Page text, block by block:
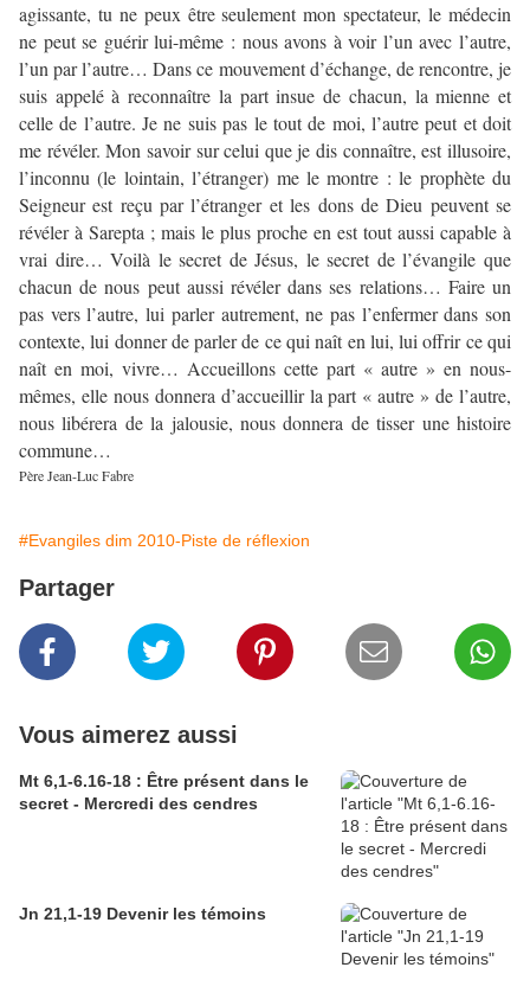
agissante, tu ne peux être seulement mon spectateur, le médecin
ne peut se guérir lui-même : nous avons à voir l’un avec l’autre,
l’un par l’autre… Dans ce mouvement d’échange, de rencontre, je
suis appelé à reconnaître la part insue de chacun, la mienne et
celle de l’autre. Je ne suis pas le tout de moi, l’autre peut et doit
me révéler. Mon savoir sur celui que je dis connaître, est illusoire,
l’inconnu (le lointain, l’étranger) me le montre : le prophète du
Seigneur est reçu par l’étranger et les dons de Dieu peuvent se
révéler à Sarepta ; mais le plus proche en est tout aussi capable à
vrai dire… Voilà le secret de Jésus, le secret de l’évangile que
chacun de nous peut aussi révéler dans ses relations… Faire un
pas vers l’autre, lui parler autrement, ne pas l’enfermer dans son
contexte, lui donner de parler de ce qui naît en lui, lui offrir ce qui
naît en moi, vivre… Accueillons cette part « autre » en nous-
mêmes, elle nous donnera d’accueillir la part « autre » de l’autre,
nous libérera de la jalousie, nous donnera de tisser une histoire
commune…
Père Jean-Luc Fabre
#Evangiles dim 2010-Piste de réflexion
Partager
Vous aimerez aussi
Mt 6,1-6.16-18 : Être présent dans le
secret - Mercredi des cendres
Jn 21,1-19 Devenir les témoins